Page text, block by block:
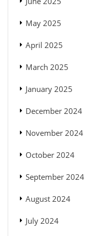
May 2025
April 2025
March 2025
January 2025
December 2024
November 2024
October 2024
September 2024
August 2024
July 2024